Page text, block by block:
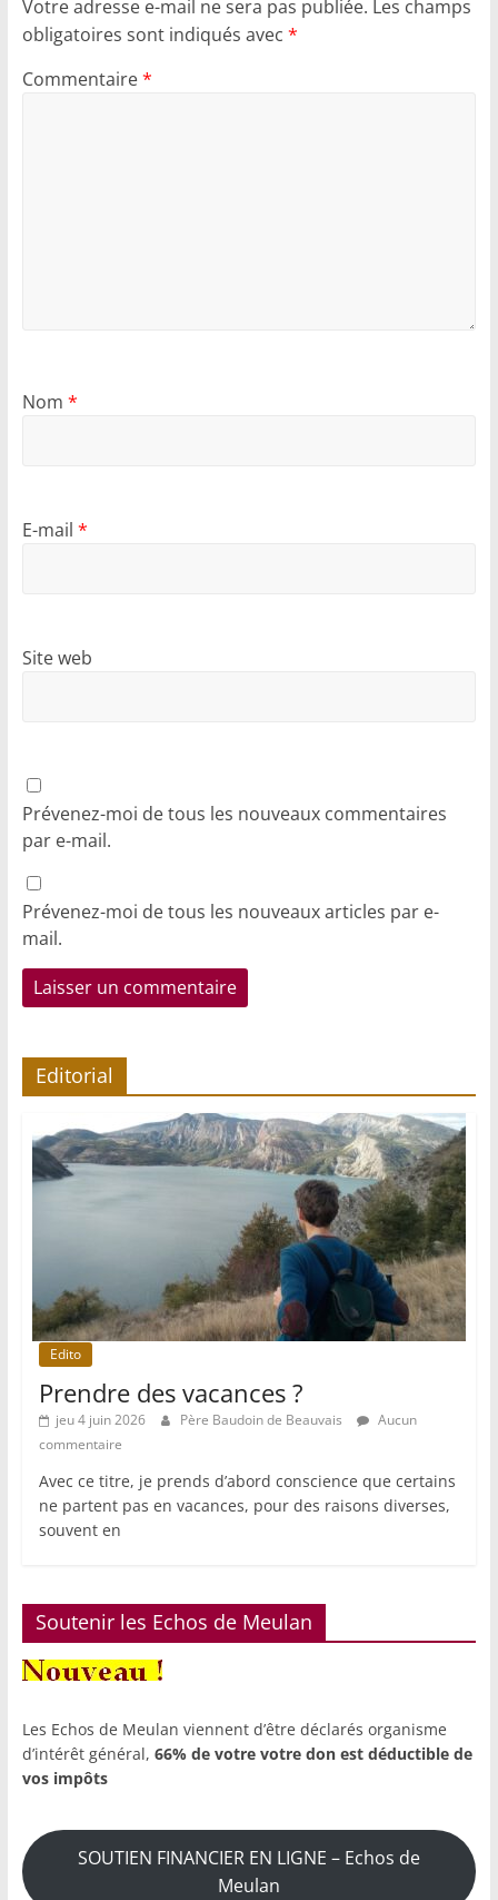
Votre adresse e-mail ne sera pas publiée. Les champs
obligatoires sont indiqués avec *
Commentaire*
Nom *
E-mail *
Site web
Prévenez-moi de tous les nouveaux commentaires
par e-mail.
Prévenez-moi de tous les nouveaux articles par e-
mail.
Editorial
Edito
Prendre des vacances ?
jeu 4 juin 2026 Père Baudoin de Beauvais
Aucun
commentaire
Avec ce titre, je prends d’abord conscience que certains
ne partent pas en vacances, pour des raisons diverses,
souvent en
Soutenir les Echos de Meulan
Les Echos de Meulan viennent d’être déclarés organisme
d’intérêt général, 66% de votre votre don est déductible de
vos impôts
SOUTIEN FINANCIER EN LIGNE – Echos de
Meulan